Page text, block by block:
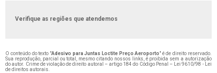
Verifique as regiões que atendemos
O conteúdo do texto "Adesivo para Juntas Loctite Preço Aeroporto" é de direito reservado.
Sua reprodução, parcial ou total, mesmo citando nossos links, é proibida sem a autorização
do autor. Crime de violação de direito autoral – artigo 184 do Código Penal – Lei 9610/98 - Lei
de direitos autorais.